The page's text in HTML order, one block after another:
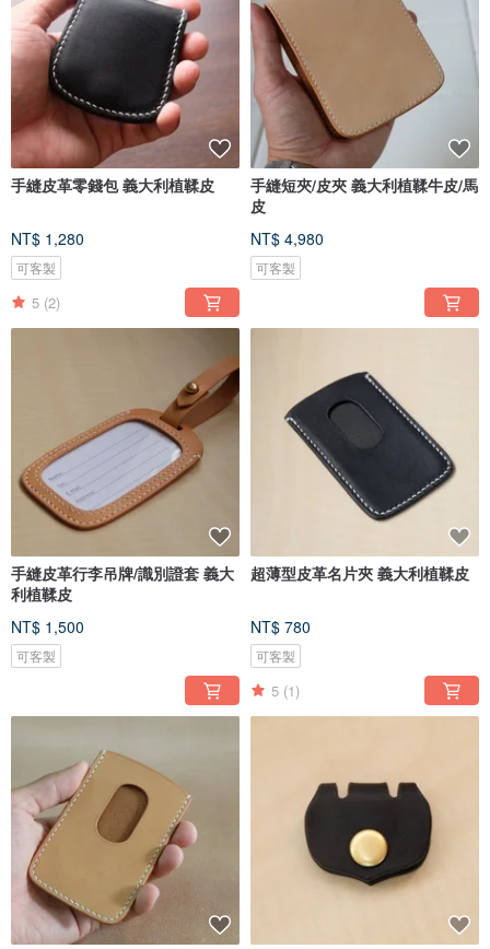
手縫皮革零錢包 義大利植鞣皮
NT$ 1,280
可客製
5 (2)
手縫短夾/皮夾 義大利植鞣牛皮/馬
皮
NT$ 4,980
可客製
手縫皮革行李吊牌/識別證套 義大
利植鞣皮
NT$ 1,500
可客製
超薄型皮革名片夾 義大利植鞣皮
NT$ 780
可客製
5 (1)